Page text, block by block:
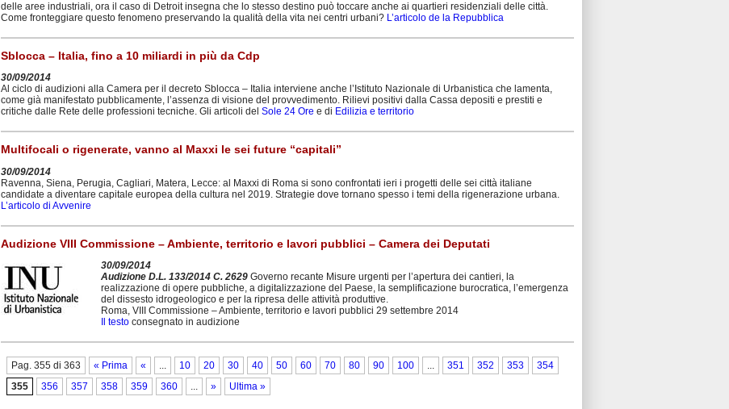
delle aree industriali, ora il caso di Detroit insegna che lo stesso destino può toccare anche ai quartieri residenziali delle città.
Come fronteggiare questo fenomeno preservando la qualità della vita nei centri urbani? L’articolo de la Repubblica
Sblocca – Italia, fino a 10 miliardi in più da Cdp
30/09/2014
Al ciclo di audizioni alla Camera per il decreto Sblocca – Italia interviene anche l’Istituto Nazionale di Urbanistica che lamenta,
come già manifestato pubblicamente, l’assenza di visione del provvedimento. Rilievi positivi dalla Cassa depositi e prestiti e
critiche dalle Rete delle professioni tecniche. Gli articoli del Sole 24 Ore e di Edilizia e territorio
Multifocali o rigenerate, vanno al Maxxi le sei future “capitali”
30/09/2014
Ravenna, Siena, Perugia, Cagliari, Matera, Lecce: al Maxxi di Roma si sono confrontati ieri i progetti delle sei città italiane
candidate a diventare capitale europea della cultura nel 2019. Strategie dove tornano spesso i temi della rigenerazione urbana.
L’articolo di Avvenire
Audizione VIII Commissione – Ambiente, territorio e lavori pubblici – Camera dei Deputati
30/09/2014
Audizione D.L. 133/2014 C. 2629 Governo recante Misure urgenti per l’apertura dei cantieri, la
realizzazione di opere pubbliche, a digitalizzazione del Paese, la semplificazione burocratica, l’emergenza
del dissesto idrogeologico e per la ripresa delle attività produttive.
Roma, VIII Commissione – Ambiente, territorio e lavori pubblici 29 settembre 2014
Il testo consegnato in audizione
Pag. 355 di 363 « Prima « ... 10 20 30 40 50 60 70 80 90 100 ... 351 352 353
354
355
356 357 358 359 360 ... » Ultima »